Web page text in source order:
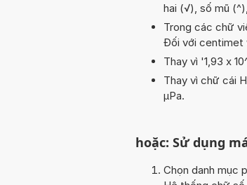
hai (√), số mũ
Trong các chữ
Đối với centimet
Thay vì '1,93 x
Thay vì chữ cái
µPa.
hoặc: Sử dụng
Chọn danh mục